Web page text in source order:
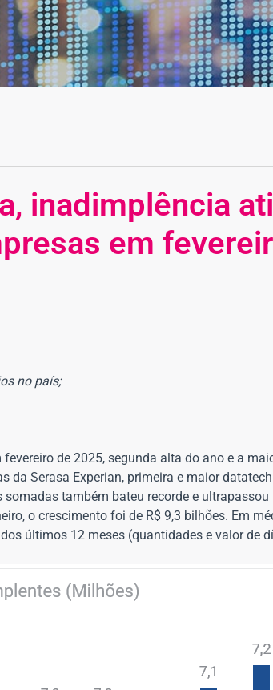
inadimplência
em
de 2025, segunda alta do ano e a
Serasa Experian, primeira e maior
também bateu recorde e ultrapassou
o crescimento foi de R$ 9,3 bilhões. Em
últimos 12 meses (quantidades e valor de